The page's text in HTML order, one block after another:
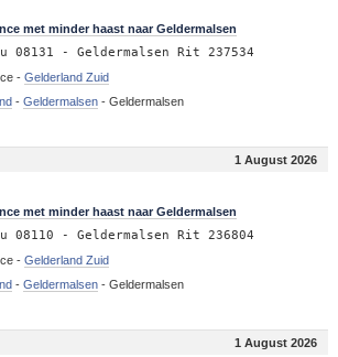
met minder haast naar Geldermalsen
08131 - Geldermalsen Rit 237534
- Gelderland Zuid
- Geldermalsen- Geldermalsen
1 August 2026
met minder haast naar Geldermalsen
08110 - Geldermalsen Rit 236804
- Gelderland Zuid
- Geldermalsen- Geldermalsen
1 August 2026